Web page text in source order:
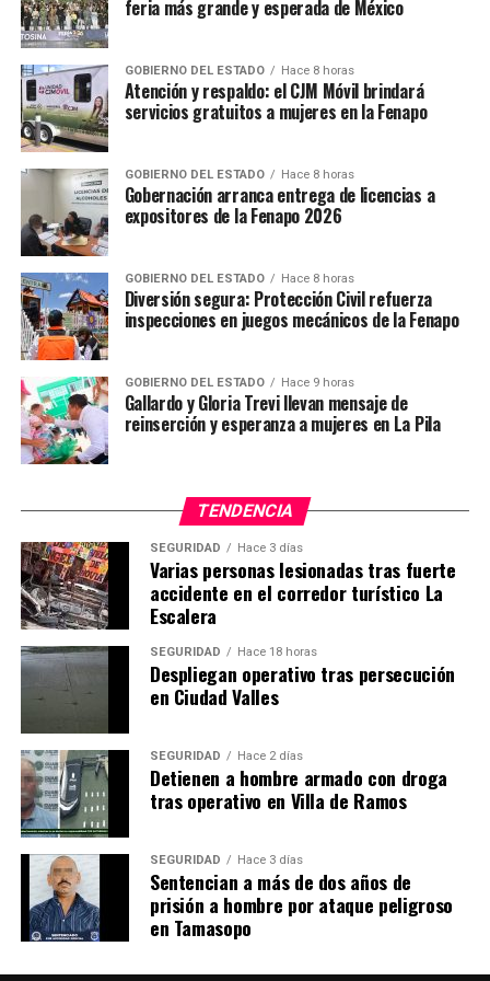
feria más grande y esperada de México
GOBIERNO DEL ESTADO Hace 8 horas
Atención y respaldo: el CJM Móvil brindará
servicios gratuitos a mujeres en la Fenapo
GOBIERNO DEL ESTADO Hace 8 horas
Gobernación arranca entrega de licencias a
expositores de la Fenapo 2026
GOBIERNO DEL ESTADO Hace 8 horas
Diversión segura: Protección Civil refuerza
inspecciones en juegos mecánicos de la Fenapo
GOBIERNO DEL ESTADO Hace 9 horas
Gallardo y Gloria Trevi llevan mensaje de
reinserción y esperanza a mujeres en La Pila
TENDENCIA
SEGURIDAD Hace 3 días
Varias personas lesionadas tras fuerte
accidente en el corredor turístico La
Escalera
SEGURIDAD Hace 18 horas
Despliegan operativo tras persecución
en Ciudad Valles
SEGURIDAD Hace 2 días
Detienen a hombre armado con droga
tras operativo en Villa de Ramos
SEGURIDAD Hace 3 días
Sentencian a más de dos años de
prisión a hombre por ataque peligroso
en Tamasopo